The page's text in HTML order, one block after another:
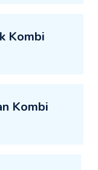
Kombi
Kombi